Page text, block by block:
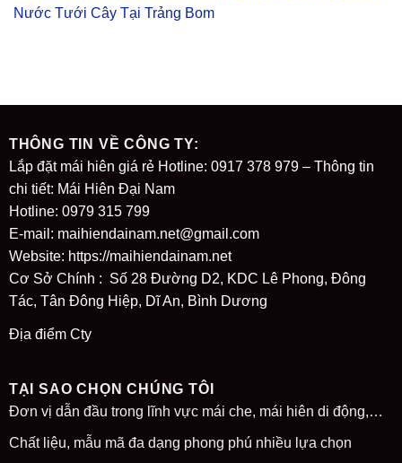
Nước Tưới Cây Tại Trảng Bom
THÔNG TIN VỀ CÔNG TY:
Lắp đặt mái hiên giá rẻ Hotline: 0917 378 979 – Thông tin
chi tiết: Mái Hiên Đại Nam
Hotline: 0979 315 799
E-mail: maihiendainam.net@gmail.com
Website: https://maihiendainam.net
Cơ Sở Chính : Số 28 Đường D2, KDC Lê Phong, Đông
Tác, Tân Đông Hiệp, Dĩ An, Bình Dương
Địa điểm Cty
TẠI SAO CHỌN CHÚNG TÔI
Đơn vị dẫn đầu trong lĩnh vực mái che, mái hiên di động,…
Chất liệu, mẫu mã đa dạng phong phú nhiều lựa chọn